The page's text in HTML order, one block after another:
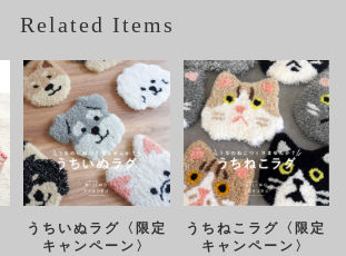
Related Items
うちいぬラグ〈限定
キャンペーン〉
うちねこラグ〈限定
キャンペーン〉